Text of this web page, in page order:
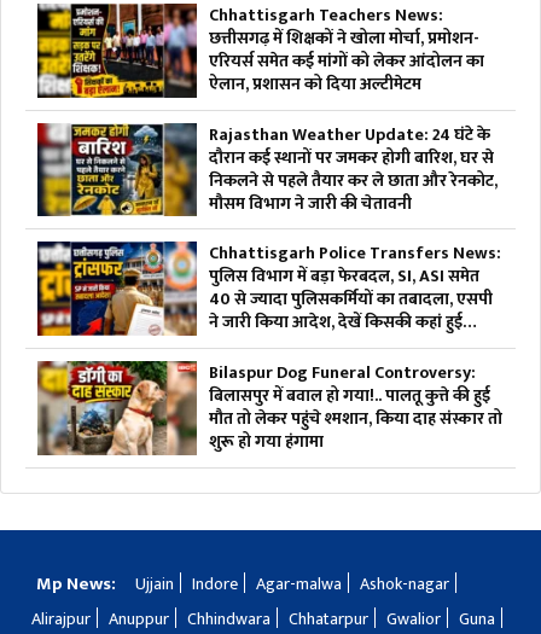
Chhattisgarh Teachers News:
छत्तीसगढ़ में शिक्षकों ने खोला मोर्चा, प्रमोशन-
एरियर्स समेत कई मांगों को लेकर आंदोलन का
ऐलान, प्रशासन को दिया अल्टीमेटम
Rajasthan Weather Update: 24 घंटे के
दौरान कई स्थानों पर जमकर होगी बारिश, घर से
निकलने से पहले तैयार कर ले छाता और रेनकोट,
मौसम विभाग ने जारी की चेतावनी
Chhattisgarh Police Transfers News:
पुलिस विभाग में बड़ा फेरबदल, SI, ASI समेत
40 से ज्यादा पुलिसकर्मियों का तबादला, एसपी
ने जारी किया आदेश, देखें किसकी कहां हुई
तैनाती
Bilaspur Dog Funeral Controversy:
बिलासपुर में बवाल हो गया!.. पालतू कुत्ते की हुई
मौत तो लेकर पहुंचे श्मशान, किया दाह संस्कार तो
शुरू हो गया हंगामा
Mp News: Ujjain Indore Agar-malwa
Ashok-nagar
Alirajpur
Anuppur Chhindwara Chhatarpur Gwalior
Guna